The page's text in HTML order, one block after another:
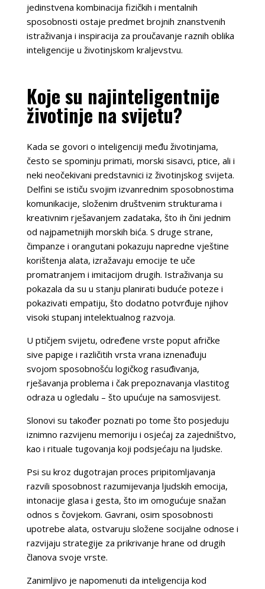
jedinstvena kombinacija fizičkih i mentalnih
sposobnosti ostaje predmet brojnih znanstvenih
istraživanja i inspiracija za proučavanje raznih oblika
inteligencije u životinjskom kraljevstvu.
Koje su najinteligentnije
životinje na svijetu?
Kada se govori o inteligenciji među životinjama,
često se spominju primati, morski sisavci, ptice, ali i
neki neočekivani predstavnici iz životinjskog svijeta.
Delfini se ističu svojim izvanrednim sposobnostima
komunikacije, složenim društvenim strukturama i
kreativnim rješavanjem zadataka, što ih čini jednim
od najpametnijih morskih bića. S druge strane,
čimpanze i orangutani pokazuju napredne vještine
korištenja alata, izražavaju emocije te uče
promatranjem i imitacijom drugih. Istraživanja su
pokazala da su u stanju planirati buduće poteze i
pokazivati empatiju, što dodatno potvrđuje njihov
visoki stupanj intelektualnog razvoja.
U ptičjem svijetu, određene vrste poput afričke
sive papige i različitih vrsta vrana iznenađuju
svojom sposobnošću logičkog rasuđivanja,
rješavanja problema i čak prepoznavanja vlastitog
odraza u ogledalu – što upućuje na samosvijest.
Slonovi su također poznati po tome što posjeduju
iznimno razvijenu memoriju i osjećaj za zajedništvo,
kao i rituale tugovanja koji podsjećaju na ljudske.
Psi su kroz dugotrajan proces pripitomljavanja
razvili sposobnost razumijevanja ljudskih emocija,
intonacije glasa i gesta, što im omogućuje snažan
odnos s čovjekom. Gavrani, osim sposobnosti
upotrebe alata, ostvaruju složene socijalne odnose i
razvijaju strategije za prikrivanje hrane od drugih
članova svoje vrste.
Zanimljivo je napomenuti da inteligencija kod